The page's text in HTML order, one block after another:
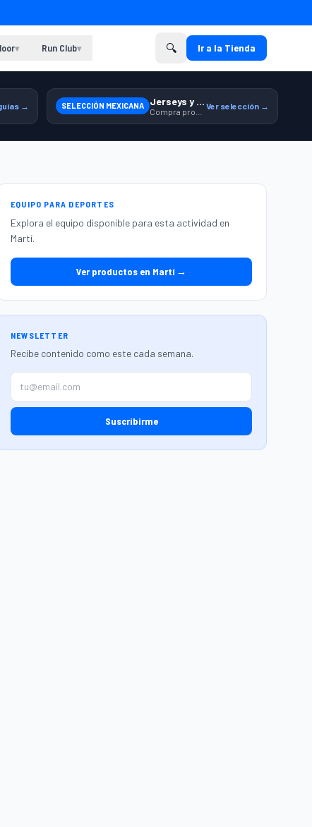
▾ Run Club▾ 🔍 Ir a la Tienda
→ SELECCIÓN MEXICANA Jerseys y equipamiento relacionado Ver selección →
EQUIPO PARA DEPORTES
Explora el equipo disponible para esta actividad en
Martí.
Ver productos en Martí →
NEWSLETTER
Recibe contenido como este cada semana.
Suscribirme